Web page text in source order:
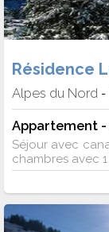
Résidence
Alpes du Nord -
Séjour avec
chambres avec